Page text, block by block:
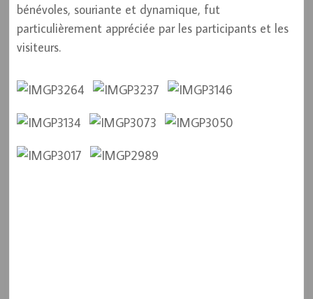
bénévoles, souriante et dynamique, fut
particulièrement appréciée par les participants et les
visiteurs.